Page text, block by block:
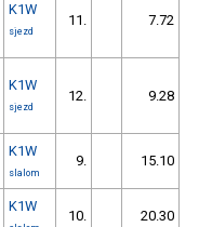
K1W
sjezd
11. 7.72
K1W
sjezd
12. 9.28
K1W
slalom
9. 15.10
K1W
10. 20.30